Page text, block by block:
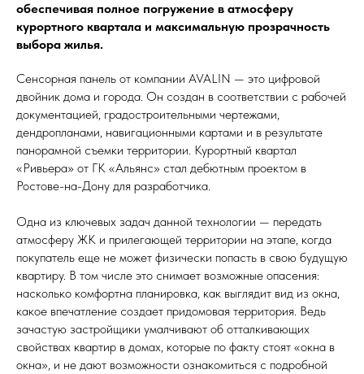
обеспечивая полное погружение в атмосферу
курортного квартала и максимальную прозрачность
выбора жилья.
Сенсорная панель от компании AVALIN — это цифровой
двойник дома и города. Он создан в соответствии с рабочей
документацией, градостроительными чертежами,
дендропланами, навигационными картами и в результате
панорамной съемки территории. Курортный квартал
«Ривьера» от ГК «Альянс» стал дебютным проектом в
Ростове-на-Дону для разработчика.
Одна из ключевых задач данной технологии — передать
атмосферу ЖК и прилегающей территории на этапе, когда
покупатель еще не может физически попасть в свою будущую
квартиру. В том числе это снимает возможные опасения:
насколько комфортна планировка, как выглядит вид из окна,
какое впечатление создает придомовая территория. Ведь
зачастую застройщики умалчивают об отталкивающих
свойствах квартир в домах, которые по факту стоят «окна в
окна», и не дают возможности ознакомиться с подробной